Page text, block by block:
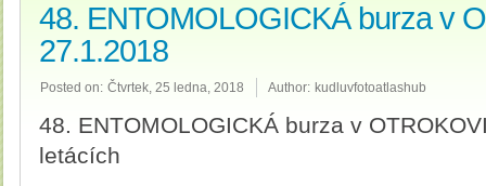
48. ENTOMOLOGICKÁ burza v
27.1.2018
Posted on: Čtvrtek, 25 ledna, 2018 Author: kudluvfotoatlashub
48. ENTOMOLOGICKÁ burza v
letácích